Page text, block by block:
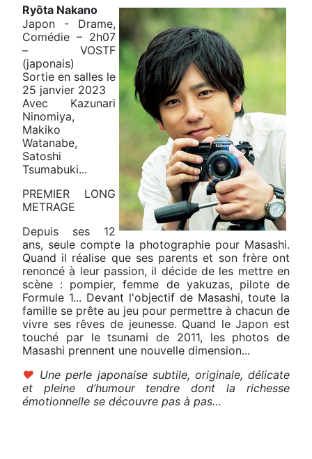
Ryôta Nakano
Japon - Drame,
Comédie – 2h07
– VOSTF
(japonais)
Sortie en salles le
25 janvier 2023
Avec Kazunari
Ninomiya,
Makiko
Watanabe,
Satoshi
Tsumabuki...
PREMIER LONG
METRAGE
Depuis ses 12
ans, seule compte la photographie pour Masashi.
Quand il réalise que ses parents et son frère ont
renoncé à leur passion, il décide de les mettre en
scène : pompier, femme de yakuzas, pilote de
Formule 1... Devant l'objectif de Masashi, toute la
famille se prête au jeu pour permettre à chacun de
vivre ses rêves de jeunesse. Quand le Japon est
touché par le tsunami de 2011, les photos de
Masashi prennent une nouvelle dimension...
♥ Une perle japonaise subtile, originale, délicate
et pleine d’humour tendre dont la richesse
émotionnelle se découvre pas à pas…